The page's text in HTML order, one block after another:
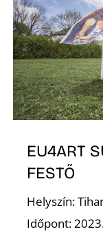
EU4ART
FESTŐ
Helyszín:
Időpont: